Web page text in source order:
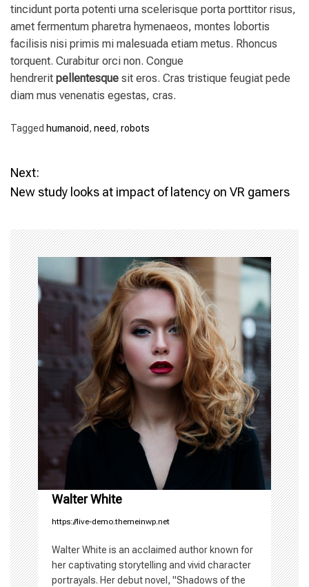
tincidunt porta potenti urna scelerisque porta porttitor risus,
amet fermentum pharetra hymenaeos, montes lobortis
facilisis nisi primis mi malesuada etiam metus. Rhoncus
torquent. Curabitur orci non. Congue
hendrerit pellentesque sit eros. Cras tristique feugiat pede
diam mus venenatis egestas, cras.
Tagged humanoid, need, robots
P
s
t
n
a
v
i
g
a
t
i
o
n
Next:
New study looks at impact of latency on VR gamers
Walter White
https://live-demo.themeinwp.net
Walter White is an acclaimed author known for
her captivating storytelling and vivid character
portrayals. Her debut novel, "Shadows of the